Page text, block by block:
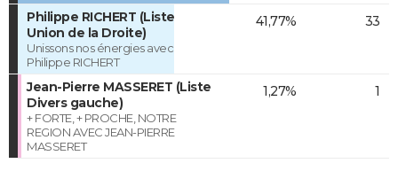
Philippe RICHERT (Liste
Union de la Droite)
Unissons nos énergies avec
Philippe RICHERT
41,77% 33
Jean-Pierre MASSERET (Liste
Divers gauche)
+ FORTE, + PROCHE, NOTRE
REGION AVEC JEAN-PIERRE
MASSERET
1,27% 1